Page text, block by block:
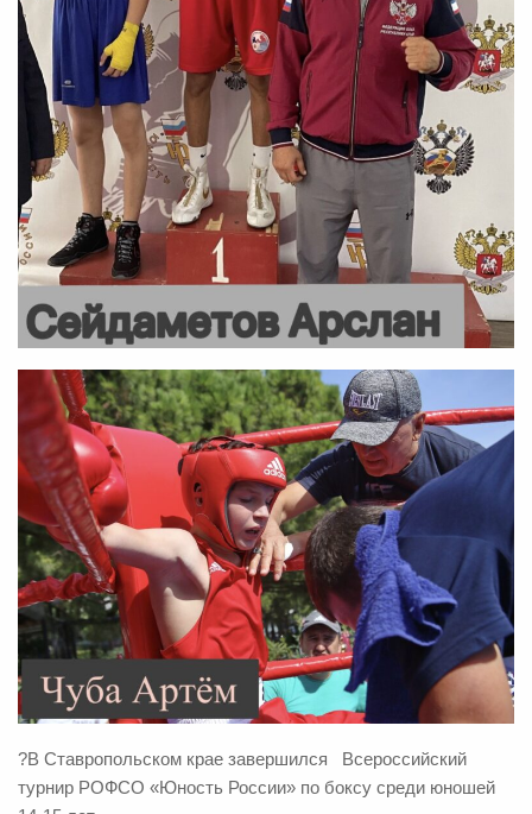
?В Ставропольском крае завершился
Всероссийский
турнир РОФСО «Юность России» по боксу среди юношей